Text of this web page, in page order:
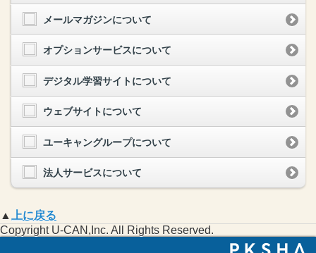
メールマガジンについて
オプションサービスについて
デジタル学習サイトについて
ウェブサイトについて
ユーキャングループについて
法人サービスについて
▲
上に戻る
Copyright U-CAN,Inc. All Rights Reserved.